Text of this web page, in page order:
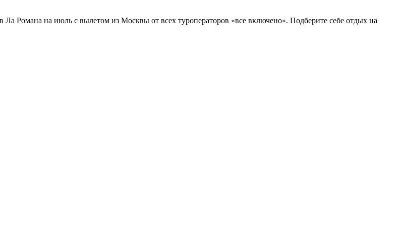
Романа на июль с вылетом из Москвы от всех туроператоров «все включено». Подберите себе отдых на